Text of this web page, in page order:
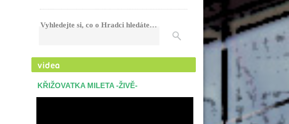
Vyhledejte si, co o Hradci hledáte…
KŘIŽOVATKA MILETA -ŽIVĚ-